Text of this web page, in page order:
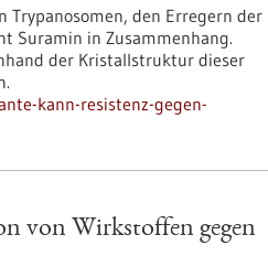
Trypanosomen, den Erregern der
Suramin in Zusammenhang.
der Kristallstruktur dieser
kann-resistenz-gegen-
von Wirkstoffen gegen